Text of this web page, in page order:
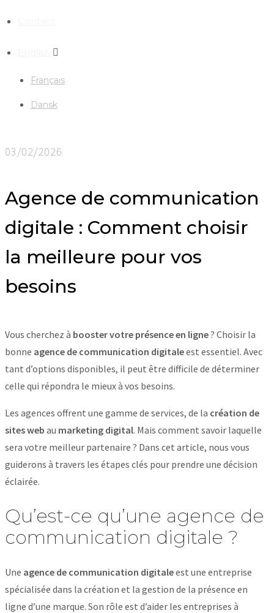
Français
Dansk
03/02/2026
Agence de communication
digitale : Comment choisir
la meilleure pour vos
besoins
Vous cherchez à booster votre présence en ligne? Choisir la
bonne agence de communication digitaleest essentiel. Avec
tant d’options disponibles, il peut être difficile de déterminer
celle qui répondra le mieux à vos besoins.
Les agences offrent une gamme de services, de la création de
sites web au marketing digital. Mais comment savoir laquelle
sera votre meilleur partenaire ? Dans cet article, nous vous
guiderons à travers les étapes clés pour prendre une décision
éclairée.
Qu’est-ce qu’une agence de
communication digitale ?
Une agence de communication digitaleest une entreprise
spécialisée dans la création et la gestion de la présence en
ligne d’une marque. Son rôle est d’aider les entreprises à